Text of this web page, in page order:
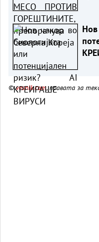
Нов
©vesnik.com, правата за